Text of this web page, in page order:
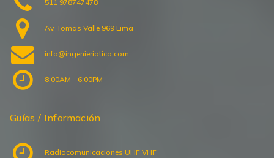
511 978747478
Av. Tomas Valle 969 Lima
info@ingenieriatica.com
8:00AM - 6:00PM
Guías / Información
Radiocomunicaciones UHF VHF